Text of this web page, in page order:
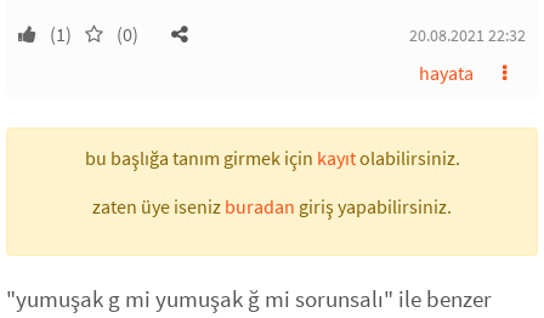
(1) (0) 20.08.2021 22:32
hayata
bu başlığa tanım girmek için kayıtolabilirsiniz.
zaten üye iseniz buradan giriş yapabilirsiniz.
"yumuşak g mi yumuşak ğ mi sorunsalı" ile benzer